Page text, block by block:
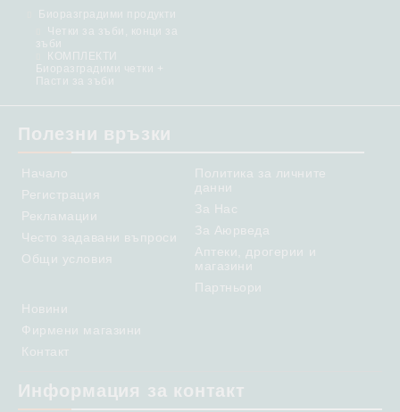
Биоразградими продукти
Четки за зъби, конци за
зъби
КОМПЛЕКТИ
Биоразградими четки +
Пасти за зъби
Полезни връзки
Начало
Регистрация
Рекламации
Често задавани въпроси
Общи условия
Политика за личните
данни
За Нас
За Аюрведа
Аптеки, дрогерии и
магазини
Партньори
Новини
Фирмени магазини
Контакт
Информация за контакт